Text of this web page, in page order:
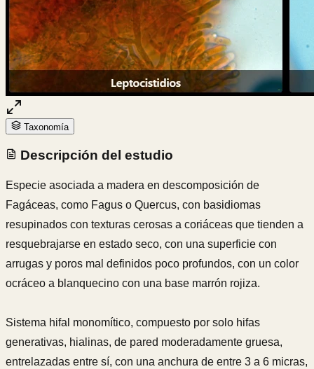
Taxonomía
Descripción del estudio
Especie asociada a madera en descomposición de
Fagáceas, como Fagus o Quercus, con basidiomas
resupinados con texturas cerosas a coriáceas que tienden a
resquebrajarse en estado seco, con una superficie con
arrugas y poros mal definidos poco profundos, con un color
ocráceo a blanquecino con una base marrón rojiza.
Sistema hifal monomítico, compuesto por solo hifas
generativas, hialinas, de pared moderadamente gruesa,
entrelazadas entre sí, con una anchura de entre 3 a 6 micras,